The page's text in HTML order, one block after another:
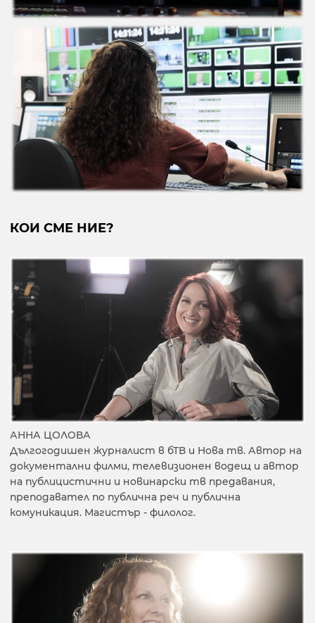
КОИ СМЕ НИЕ?
АННА ЦОЛОВА
Дългогодишен журналист в бТВ и Нова тв. Автор на
документални филми, телевизионен водещ и автор
на публицистични и новинарски тв предавания,
преподавател по публична реч и публична
комуникация. Магистър - филолог.